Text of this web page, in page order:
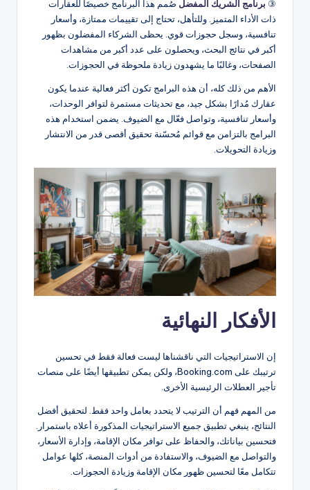
③ برنامج الشريك المفضل صُمم هذا البرنامج خصيصًا للعقارات
ذات الأداء المتميز. وللتأهل، تحتاج إلى تقييمات ممتازة، وأسعار
تنافسية، وسجل حجوزات قوي. يحظى الشركاء المفضلون بظهور
أكبر في نتائج البحث، ويحصلون على عدد أكبر من مشاهدات
الصفحات، وغالبًا ما يشهدون زيادة ملحوظة في الحجوزات.
الأهم من ذلك كله، أن هذه البرامج تكون أكثر فعالية عندما يكون
عقارك مُدارًا بشكل جيد، مع تحديثات مستمرة لتوافر الوحدات،
وأسعار تنافسية، وتواصل فعّال مع الضيوف. يضمن استخدام هذه
البرامج بالتزامن مع قوائم مُحسّنة تحقيق أقصى قدر من الانتشار
وزيادة التحويلات.
الأفكار النهائية
إن الاستراتيجيات التي ناقشناها ليست فعالة فقط في تحسين
ترتيبك على Booking.com، ولكن يمكن تطبيقها أيضًا على منصات
تأجير العطلات الرئيسية الأخرى.
من المهم فهم أن الترتيب لا يتحدد بعامل واحد فقط. لتحقيق أفضل
النتائج، ينبغي تطبيق جميع الاستراتيجيات المذكورة أعلاه باستمرار.
فتحسين بياناتك، والحفاظ على توافر مكان الإقامة، وإدارة الأسعار،
والتواصل مع الضيوف، والاستفادة من أدوات المنصة، كلها عوامل
تتكامل معًا لتحسين ظهور مكان الإقامة وزيادة الحجوزات.